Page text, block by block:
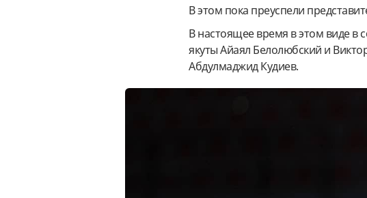
В этом пока преуспели
В настоящее время в этом виде в
якуты Айаял Белолюбский и
Абдулмаджид Кудиев.